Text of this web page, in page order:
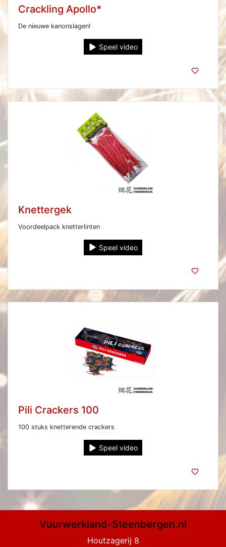
Crackling Apollo*
De nieuwe kanonslagen!
Speel video
Knettergek
Voordeelpack knetterlinten
Speel video
Pili Crackers 100
100 stuks knetterende crackers
Speel video
Vuurwerkland-Steenbergen.nl
Houtzagerij 8